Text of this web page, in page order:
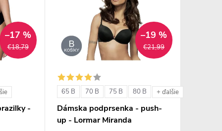
€18,79
–17 %
-
€21,99
–19 %
65 B 70 B 75 B 80 B + ďalšie
Dámska podprsenka - push-
up - Lormar Miranda